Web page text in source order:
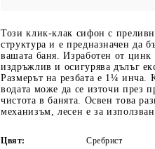
Този клик-клак сифон с
структура и е предназначен да
вашата баня. Изработен от
издръжлив и осигурява дълъг
Размерът на резбата е 1¼ инча.
водата може да се източи през
чистота в банята. Освен това
механизъм, лесен е за
Цвят:
Сребрист